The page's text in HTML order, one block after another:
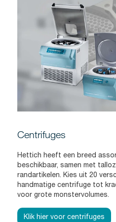
Centrifuges
Hettich heeft een breed
beschikbaar, samen met
randartikelen. Kies uit 20
handmatige centrifuge tot
voor grote monstervolumes.
Klik hier voor centrifuges